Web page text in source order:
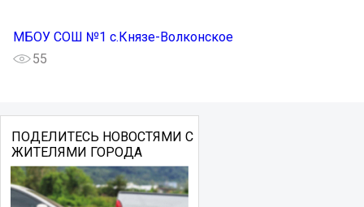
МБОУ СОШ №1 с.Князе-Волконское
55
ПОДЕЛИТЕСЬ НОВОСТЯМИ С
ЖИТЕЛЯМИ ГОРОДА